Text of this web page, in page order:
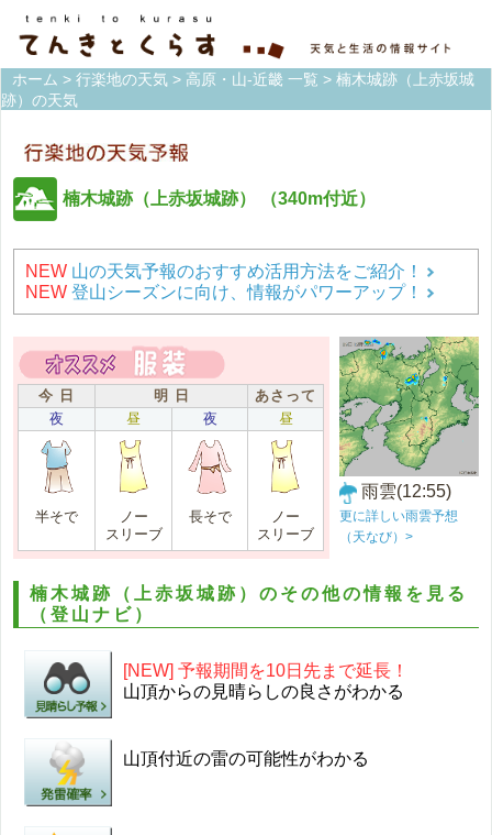
ホーム > 行楽地の天気 > 高原・山-近畿 一覧 > 楠木城跡（上赤坂城
跡）の天気
楠木城跡（上赤坂城跡） （340m付近）
NEW 山の天気予報のおすすめ活用方法をご紹介！
NEW 登山シーズンに向け、情報がパワーアップ！
今 日 明 日
あさって
夜
昼 夜 昼
半そで
ノー
スリーブ
長そで
ノー
スリーブ
雨雲(12:55)
更に詳しい雨雲予想
（天なび）>
楠木城跡（上赤坂城跡）のその他の情報を見る
（登山ナビ）
[NEW] 予報期間を10日先まで延長！
山頂からの見晴らしの良さがわかる
山頂付近の雷の可能性がわかる